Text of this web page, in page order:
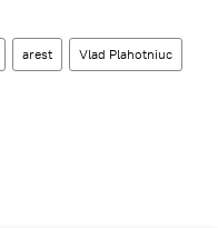
arest Vlad Plahotniuc